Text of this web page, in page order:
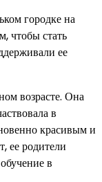
городке на
чтобы стать
ее
возрасте. Она
в
красивым и
ее родители
в